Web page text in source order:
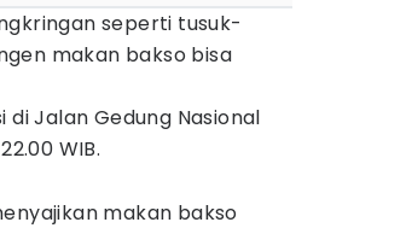
seperti tusuk-
makan bakso bisa
Jalan Gedung Nasional
WIB.
makan bakso